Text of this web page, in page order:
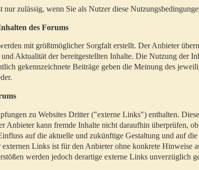
zulässig, wenn Sie als Nutzer diese
des Forums
mit größtmöglicher Sorgfalt erstellt. Der Anbieter
Aktualität der bereitgestellten Inhalte. Die Nutzung der
gekennzeichnete Beiträge geben die Meinung des
zu Websites Dritter ("externe Links") enthalten.
Anbieter kann fremde Inhalte nicht daraufhin überprüfen,
auf die aktuelle und zukünftige Gestaltung und auf
Links ist für den Anbieter ohne konkrete Hinweise
werden jedoch derartige externe Links unverzüglich